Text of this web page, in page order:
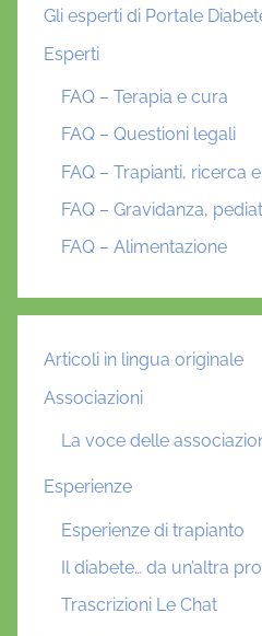
Gli esperti di Portale
Esperti
FAQ – Terapia e cura
FAQ – Questioni legali
FAQ – Trapianti, ricerca
FAQ – Gravidanza,
FAQ – Alimentazione
Articoli in lingua originale
Associazioni
La voce delle
Esperienze
Esperienze di trapianto
Il diabete… da un’altra
Trascrizioni Le Chat